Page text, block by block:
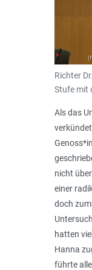
Richter
Stufe mit
Als das
nicht
einer
doch
hatten
Hanna
führte